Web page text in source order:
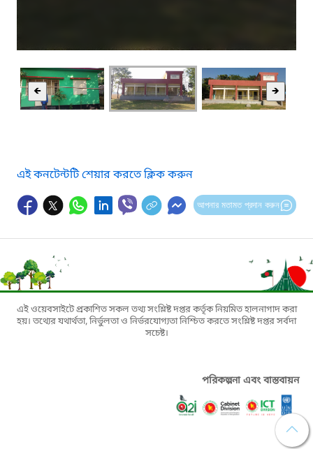
🡸 🡺
এই কনটেন্টটি শেয়ার করতে ক্লিক করুন
আপনার মতামত প্রদান করুন
এই ওয়েবসাইটে প্রকাশিত সকল তথ্য সংশ্লিষ্ট দপ্তর কর্তৃক নিয়মিত হালনাগাদ করা
হয়। তথ্যের যথার্থতা, নির্ভুলতা ও নির্ভরযোগ্যতা নিশ্চিত করতে সংশ্লিষ্ট দপ্তর সর্বদা
সচেষ্ট।
পরিকল্পনা এবং বাস্তবায়ন